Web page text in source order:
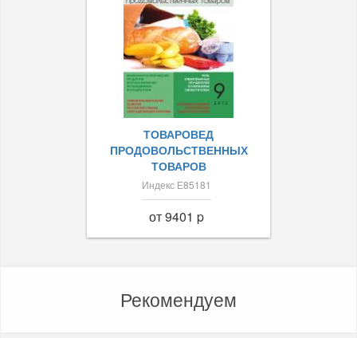
ТОВАРОВЕД
ПРОДОВОЛЬСТВЕННЫХ
ТОВАРОВ
Индекс Е85181
от 9401 p
Рекомендуем